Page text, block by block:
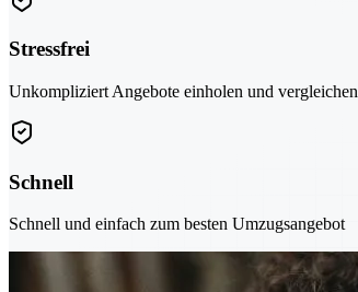
Stressfrei
Unkompliziert Angebote einholen und vergleichen
Schnell
Schnell und einfach zum besten Umzugsangebot